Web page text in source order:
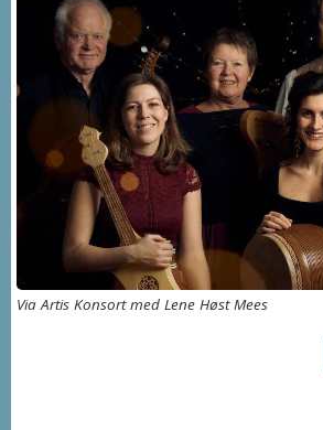
Via Artis Konsort med Lene Høst Mees